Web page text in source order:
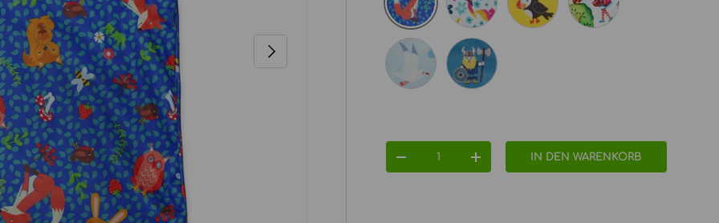
NÄCHSTE
FOREST (WALDTIERE)
MENGE VERRINGERNMENGE ERHÖHENIN DEN WARENKORB